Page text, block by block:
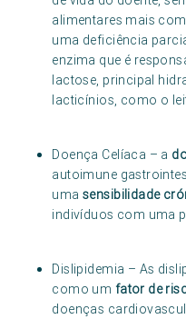
alimentares mais
uma deficiência
enzima que é
lactose, principal
lacticínios, como o
Doença Celíaca – a
autoimune
umasensibilidade
indivíduos com uma
Dislipidemia – As
como um fator de
doenças